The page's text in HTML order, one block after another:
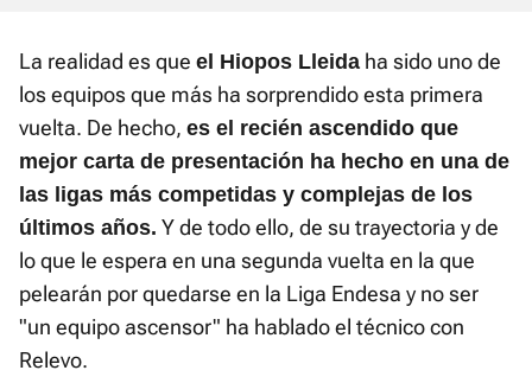
La realidad es que el Hiopos Lleida ha sido uno de
los equipos que más ha sorprendido esta primera
vuelta. De hecho, es el recién ascendido que
mejor carta de presentación ha hecho en una de
las ligas más competidas y complejas de los
últimos años. Y de todo ello, de su trayectoria y de
lo que le espera en una segunda vuelta en la que
pelearán por quedarse en la Liga Endesa y no ser
"un equipo ascensor" ha hablado el técnico con
Relevo.